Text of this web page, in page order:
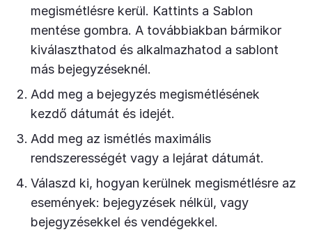
megismétlésre kerül. Kattints a Sablon
mentése gombra. A továbbiakban bármikor
kiválaszthatod és alkalmazhatod a sablont
más bejegyzéseknél.
Add meg a bejegyzés megismétlésének
kezdő dátumát és idejét.
Add meg az ismétlés maximális
rendszerességét vagy a lejárat dátumát.
Válaszd ki, hogyan kerülnek megismétlésre az
események: bejegyzések nélkül, vagy
bejegyzésekkel és vendégekkel.